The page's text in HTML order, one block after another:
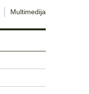
Multimedija